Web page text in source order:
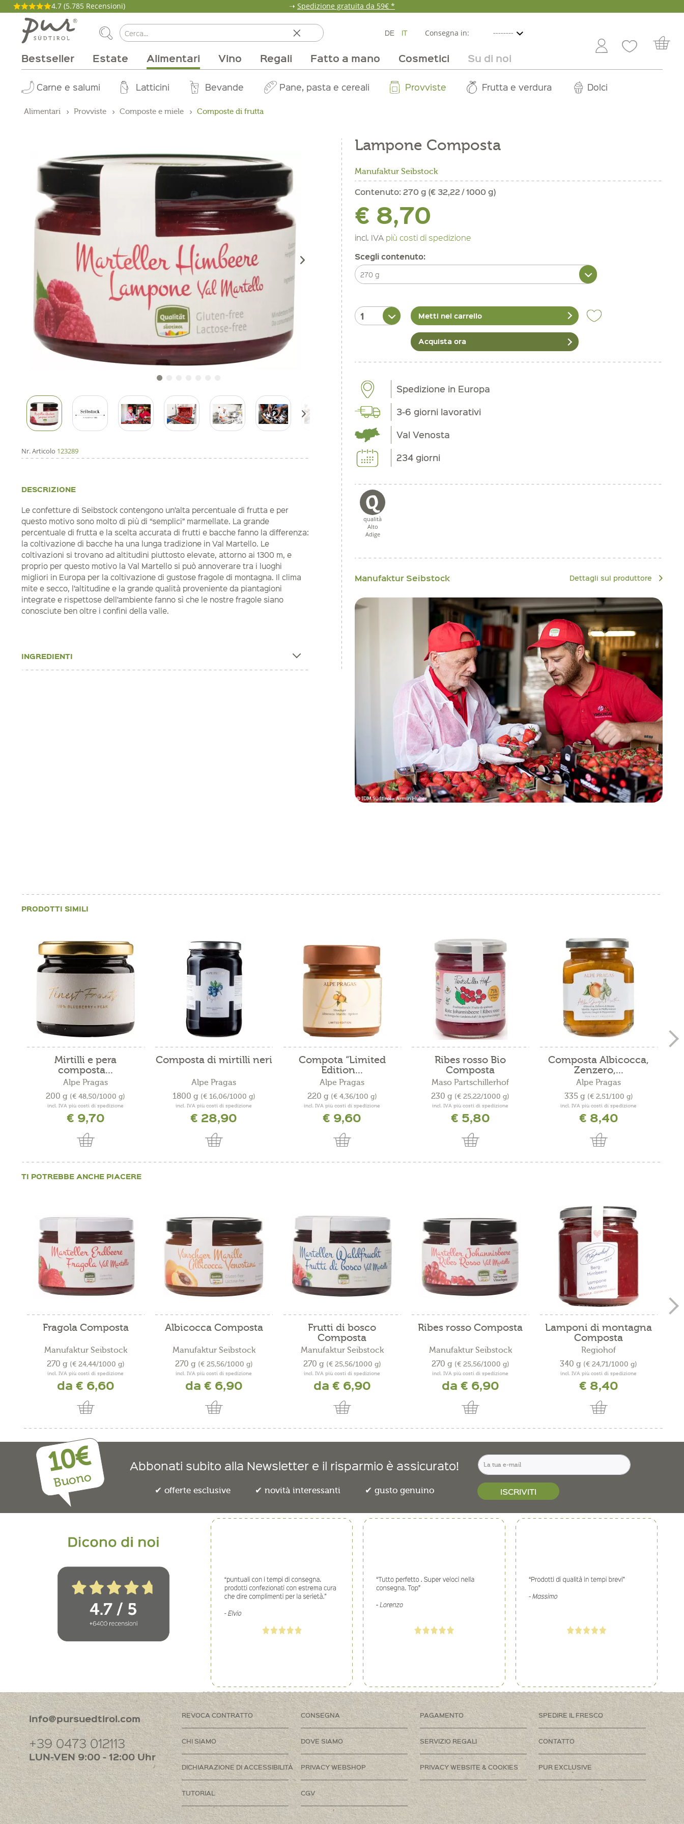
4.7 (5.785 Recensioni) ➝ Spedizione gratuita da 59€ *
DE IT Consegna in:
Bestseller Estate Alimentari Vino Regali Fatto a mano Cosmetici Su di noi
Aperitivo Brunch Per la grigliata Mondo delle fragole Mondo delle albicocche
Carne e salumi Latticini Bevande Pane, pasta e cereali Provviste Frutta e verdura Dolci
Tipi di vino Vitigni Zone vinicole Occasione Selezioni vino Vini in offerta
Pacchetti Abo Box Buono online Borse e confezioni
Cucina Casa Cirmolo
Salute e bellezza Tinture Profumi & fragranze
La nostra filosofia Magazine Produttori Team Nostri mercati Pur Exclusive Online Rivenditori Service Carriera
Alimentari Provviste Composte e miele Composte di frutta
Nr. Articolo 123289
DESCRIZIONE
Le confetture di Seibstock contengono un’alta percentuale di frutta e per
questo motivo sono molto di più di “semplici” marmellate. La grande
percentuale di frutta e la scelta accurata di frutti e bacche fanno la differenza:
la coltivazione di bacche ha una lunga tradizione in Val Martello. Le
coltivazioni si trovano ad altitudini piuttosto elevate, attorno ai 1300 m, e
proprio per questo motivo la Val Martello si può annoverare tra i luoghi
migliori in Europa per la coltivazione di gustose fragole di montagna. Il clima
mite e secco, l’altitudine e la grande qualità proveniente da piantagioni
integrate e rispettose dell’ambiente fanno sì che le nostre fragole siano
conosciute ben oltre i confini della valle.
INGREDIENTI
Lampone Composta
Manufaktur Seibstock
Contenuto:270 g (€ 32,22 / 1000 g)
€ 8,70
incl. IVA più costi di spedizione
Scegli contenuto:
Metti nel carrello
Acquista ora
Spedizione in Europa
3-6 giorni lavorativi
Val Venosta
234 giorni
qualità
Alto
Adige
Manufaktur Seibstock Dettagli sul produttore
PRODOTTI SIMILI
Mirtilli e pera
composta...
Alpe Pragas
200 g (€ 48,50/1000 g)
incl. IVA più costi di spedizione
€ 9,70
Composta di mirtilli neri
Alpe Pragas
1800 g (€ 16,06/1000 g)
incl. IVA più costi di spedizione
€ 28,90
Compota “Limited
Edition...
Alpe Pragas
220 g (€ 4,36/100 g)
incl. IVA più costi di spedizione
€ 9,60
Ribes rosso Bio
Composta
Maso Partschillerhof
230 g (€ 25,22/1000 g)
incl. IVA più costi di spedizione
€ 5,80
Composta Albicocca,
Zenzero,...
Alpe Pragas
335 g (€ 2,51/100 g)
incl. IVA più costi di spedizione
€ 8,40
TI POTREBBE ANCHE PIACERE
Fragola Composta
Manufaktur Seibstock
270 g (€ 24,44/1000 g)
incl. IVA più costi di spedizione
da € 6,60
Albicocca Composta
Manufaktur Seibstock
270 g (€ 25,56/1000 g)
incl. IVA più costi di spedizione
da € 6,90
Frutti di bosco
Composta
Manufaktur Seibstock
270 g (€ 25,56/1000 g)
incl. IVA più costi di spedizione
da € 6,90
Ribes rosso Composta
Manufaktur Seibstock
270 g (€ 25,56/1000 g)
incl. IVA più costi di spedizione
da € 6,90
Lamponi di montagna
Composta
Regiohof
340 g (€ 24,71/1000 g)
incl. IVA più costi di spedizione
€ 8,40
10€
Buono
Abbonati subito alla Newsletter e il risparmio è assicurato!
offerte esclusive novità interessanti gusto genuino ISCRIVITI
info@pursuedtirol.com
+39 0473 012113
LUN-VEN 9:00 - 12:00 Uhr
REVOCA CONTRATTO CONSEGNA PAGAMENTO SPEDIRE IL FRESCO
CHI SIAMO DOVE SIAMO SERVIZIO REGALI CONTATTO
DICHIARAZIONE DI ACCESSIBILITÀ PRIVACY WEBSHOP PRIVACY WEBSITE & COOKIES PUR EXCLUSIVE
TUTORIAL CGV